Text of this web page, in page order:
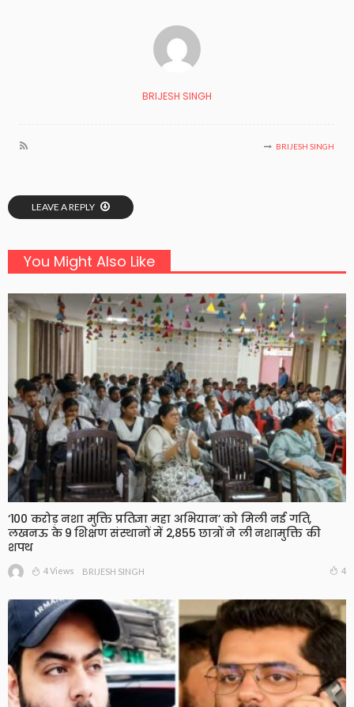
BRIJESH SINGH
BRIJESH SINGH
LEAVE A REPLY
You Might Also Like
‘100 करोड़ नशा मुक्ति प्रतिज्ञा महा अभियान’ को मिली नई गति,
लखनऊ के 9 शिक्षण संस्थानों में 2,855 छात्रों ने ली नशामुक्ति की
शपथ
4 Views BRIJESH SINGH 4